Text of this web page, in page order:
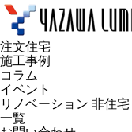
注文住宅
施工事例
コラム
イベント
リノベーション 非住宅
一覧